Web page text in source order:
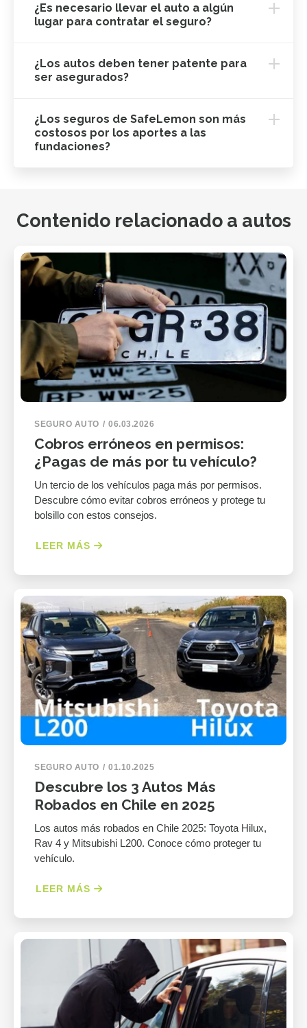
¿Es necesario llevar el auto a algún
lugar para contratar el seguro?
¿Los autos deben tener patente para
ser asegurados?
¿Los seguros de SafeLemon son más
costosos por los aportes a las
fundaciones?
Contenido relacionado a autos
SEGURO AUTO 06.03.2026
Cobros erróneos en permisos:
¿Pagas de más por tu vehículo?
Un tercio de los vehículos paga más por permisos.
Descubre cómo evitar cobros erróneos y protege tu
bolsillo con estos consejos.
LEER MÁS
SEGURO AUTO 01.10.2025
Descubre los 3 Autos Más
Robados en Chile en 2025
Los autos más robados en Chile 2025: Toyota Hilux,
Rav 4 y Mitsubishi L200. Conoce cómo proteger tu
vehículo.
LEER MÁS